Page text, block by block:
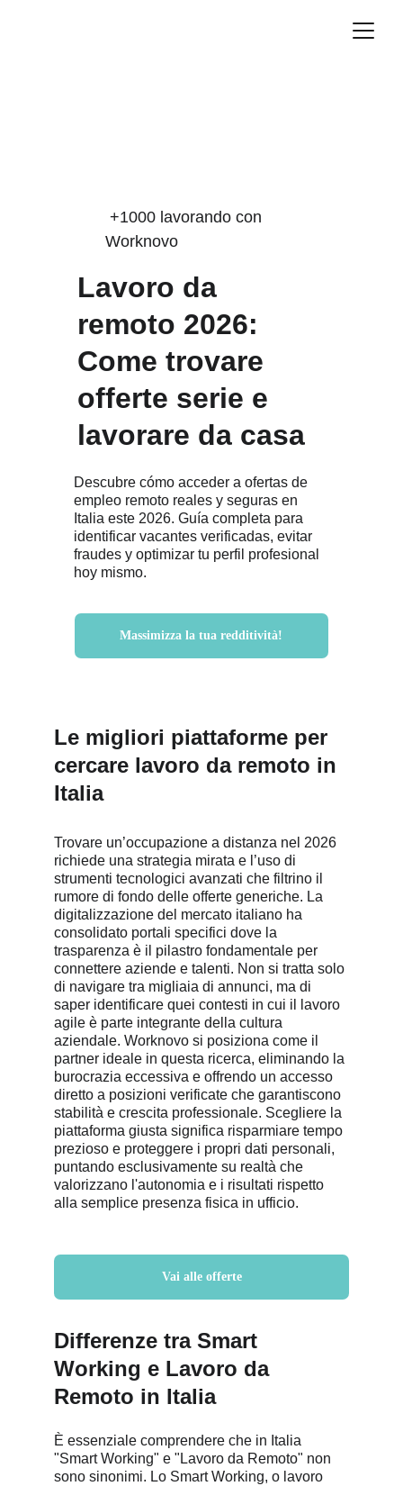
Lavoro da
remoto 2026:
Come trovare
offerte serie e
lavorare da casa
Descubre cómo acceder a ofertas de
empleo remoto reales y seguras en
Italia este 2026. Guía completa para
identificar vacantes verificadas, evitar
fraudes y optimizar tu perfil profesional
hoy mismo.
Massimizza la tua redditività!
Worknovo
Le migliori piattaforme per
cercare lavoro da remoto in
Italia
Trovare un’occupazione a distanza nel 2026
richiede una strategia mirata e l’uso di
strumenti tecnologici avanzati che filtrino il
rumore di fondo delle offerte generiche. La
digitalizzazione del mercato italiano ha
consolidato portali specifici dove la
trasparenza è il pilastro fondamentale per
connettere aziende e talenti. Non si tratta solo
di navigare tra migliaia di annunci, ma di
saper identificare quei contesti in cui il lavoro
agile è parte integrante della cultura
aziendale. Worknovo si posiziona come il
partner ideale in questa ricerca, eliminando la
burocrazia eccessiva e offrendo un accesso
diretto a posizioni verificate che garantiscono
stabilità e crescita professionale. Scegliere la
piattaforma giusta significa risparmiare tempo
prezioso e proteggere i propri dati personali,
puntando esclusivamente su realtà che
valorizzano l'autonomia e i risultati rispetto
alla semplice presenza fisica in ufficio.
Vai alle offerte
Differenze tra Smart
Working e Lavoro da
Remoto in Italia
È essenziale comprendere che in Italia
"Smart Working" e "Lavoro da Remoto" non
sono sinonimi. Lo Smart Working, o lavoro